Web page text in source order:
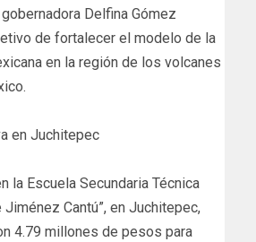
Delfina Gómez
de fortalecer el modelo de la
en la región de los volcanes
en Juchitepec
la Escuela Secundaria Técnica
Jiménez Cantú”, en Juchitepec,
4.79 millones de pesos para